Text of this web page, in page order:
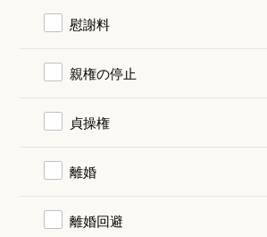
慰謝料
親権の停止
貞操権
離婚
離婚回避